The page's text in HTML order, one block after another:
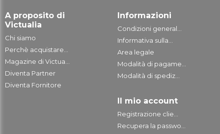
A proposito di
Victualia
Chi siamo
Perchè acquistare...
Magazine di Victua...
Diventa Partner
Diventa Fornitore
Informazioni
Condizioni general...
Informativa sulla...
Area legale
Modalità di pagame...
Modalità di spediz...
Il mio account
Registrazione clie...
Recupera la passwo...